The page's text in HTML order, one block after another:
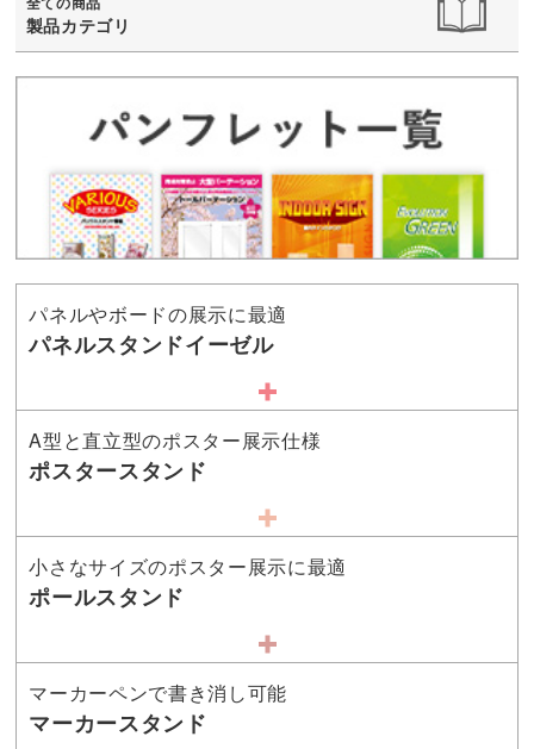
製品カテゴリ
パネルやボードの展示に最適
パネルスタンドイーゼル
A型と直立型のポスター展示仕様
ポスタースタンド
小さなサイズのポスター展示に最適
ポールスタンド
マーカーペンで書き消し可能
マーカースタンド